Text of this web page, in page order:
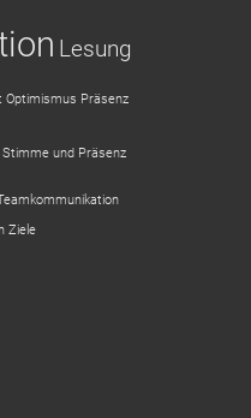
Lesung
Optimismus Präsenz
Stimme und Präsenz
Ziele